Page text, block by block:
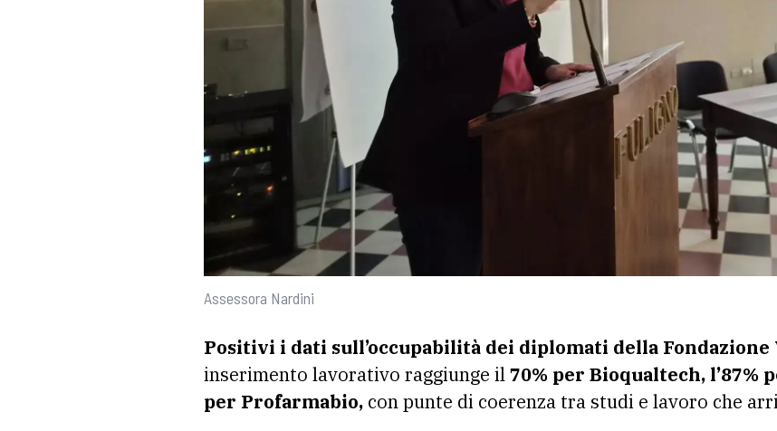
Assessora Nardini
Positivi i dati sull’occupabilità dei diplomati della Fondazione
inserimento lavorativo raggiunge il70% per Bioqualtech, l’87%
per Profarmabio, con punte di coerenza tra studi e lavoro che